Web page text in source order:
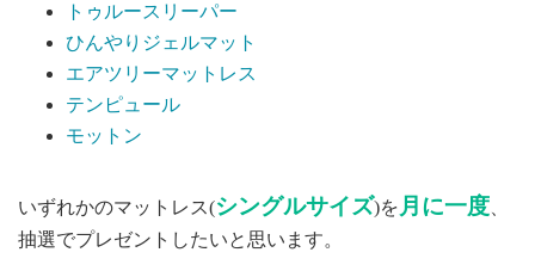
トゥルースリーパー
ひんやりジェルマット
エアツリーマットレス
テンピュール
モットン
いずれかのマットレス(シングルサイズ)を 月に一度
抽選でプレゼントしたいと思います。